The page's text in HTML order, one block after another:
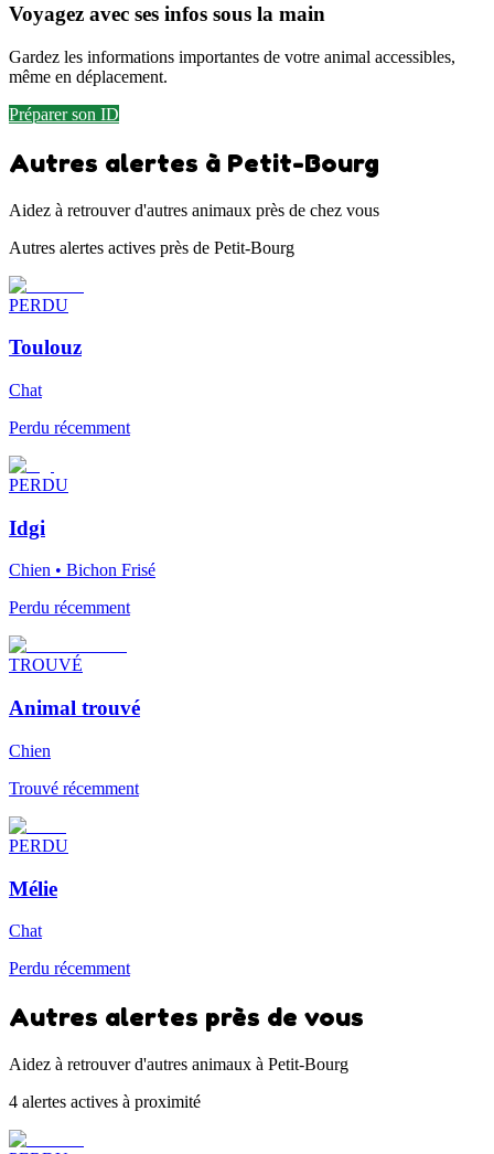
Voyagez avec ses infos sous la main
Gardez les informations importantes de votre animal accessibles,
même en déplacement.
Préparer son ID
Autres alertes à Petit-Bourg
Aidez à retrouver d'autres animaux près de chez vous
Autres alertes actives près de Petit-Bourg
PERDU
Toulouz
Chat
Perdu récemment
PERDU
Idgi
Chien • Bichon Frisé
Perdu récemment
TROUVÉ
Animal trouvé
Chien
Trouvé récemment
PERDU
Mélie
Chat
Perdu récemment
Autres alertes près de vous
Aidez à retrouver d'autres animaux à Petit-Bourg
4 alertes actives à proximité